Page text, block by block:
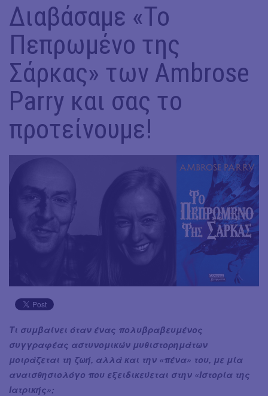
Διαβάσαμε «Το
Πεπρωμένο της
Σάρκας» των Ambrose
Parry και σας το
προτείνουμε!
Τι συμβαίνει όταν ένας πολυβραβευμένος
συγγραφέας αστυνομικών μυθιστορημάτων
μοιράζεται τη ζωή, αλλά και την «πένα» του, με μία
αναισθησιολόγο που εξειδικεύεται στην «Ιστορία της
Ιατρικής»;